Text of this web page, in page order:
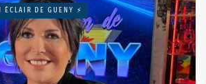
ÉCLAIR DE GUENY ⚡️